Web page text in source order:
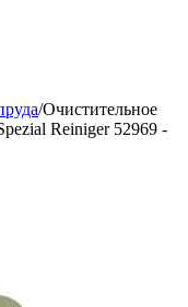
/Очистительное
Reiniger 52969 -